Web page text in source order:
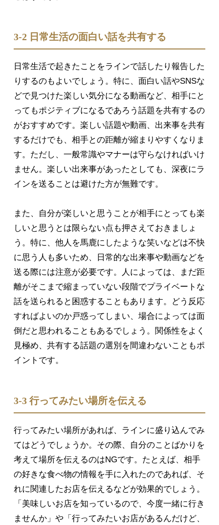
3-2 日常生活の面白い話を共有する
日常生活で起きたことをラインで話したり報告した
りするのもよいでしょう。特に、面白い話やSNSな
どで見つけた楽しい気分になる動画など、相手にと
ってもポジティブになるであろう話題を共有するの
がおすすめです。楽しい話題や動画、出来事を共有
するだけでも、相手との距離が縮まりやすくなりま
す。ただし、一般常識やマナーは守らなければいけ
ません。楽しい出来事があったとしても、深夜にラ
インを送ることは避けた方が無難です。
また、自分が楽しいと思うことが相手にとっても楽
しいと思うとは限らない点も押さえておきましょ
う。特に、他人を馬鹿にしたような笑いなどは不快
に思う人も多いため、日常的な出来事や動画などを
送る際には注意が必要です。人によっては、まだ距
離がそこまで縮まっていない段階でプライベートな
話を送られると困惑することもあります。どう反応
すればよいのか戸惑ってしまい、場合によっては面
倒だと思われることもあるでしょう。関係性をよく
見極め、共有する話題の選別を間違わないこともポ
イントです。
3-3 行ってみたい場所を伝える
行ってみたい場所があれば、ラインに盛り込んでみ
てはどうでしょうか。その際、自分のことばかりを
考えて場所を伝えるのはNGです。たとえば、相手
の好きな食べ物の情報を手に入れたのであれば、そ
れに関連したお店を伝えるなどが効果的でしょう。
「美味しいお店を知っているので、今度一緒に行き
ませんか」や「行ってみたいお店があるんだけど、